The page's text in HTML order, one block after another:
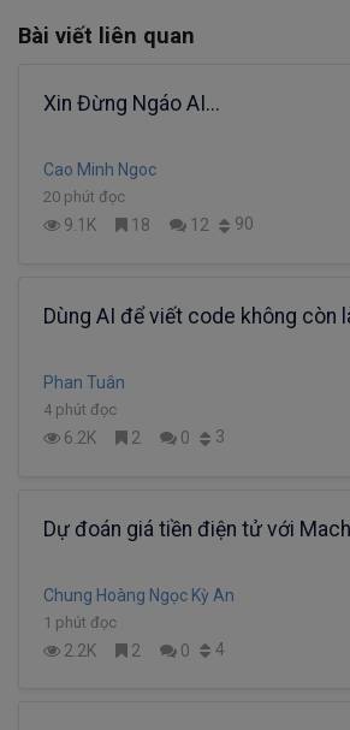
Bài viết liên quan
Xin Đừng Ngáo AI...
Cao Minh Ngoc
20 phút đọc
9.1K 18 12 90
Dùng AI để viết code không còn
Phan Tuân
4 phút đọc
6.2K 2 0 3
Dự đoán giá tiền điện tử với
Chung Hoàng Ngọc Kỳ An
1 phút đọc
2.2K 2 0 4